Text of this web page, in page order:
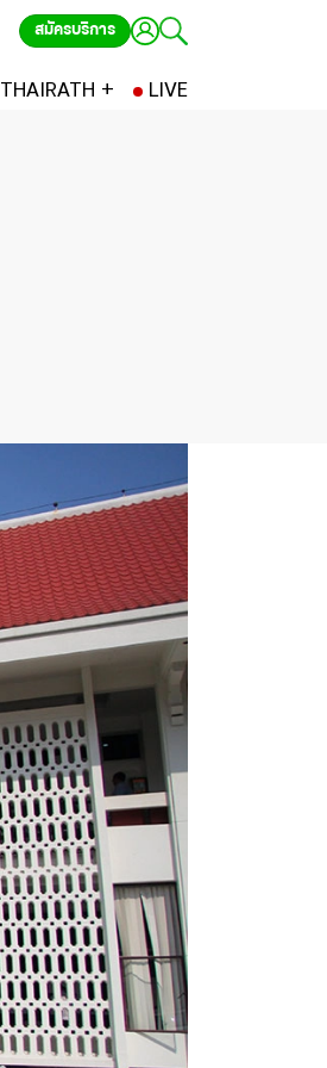
สมัครบริการ
THAIRATH + LIVE